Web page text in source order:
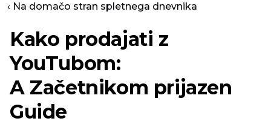
‹ Na domačo stran spletnega dnevnika
Kako prodajati z
YouTubom:
A Začetnikom prijazen
Guide